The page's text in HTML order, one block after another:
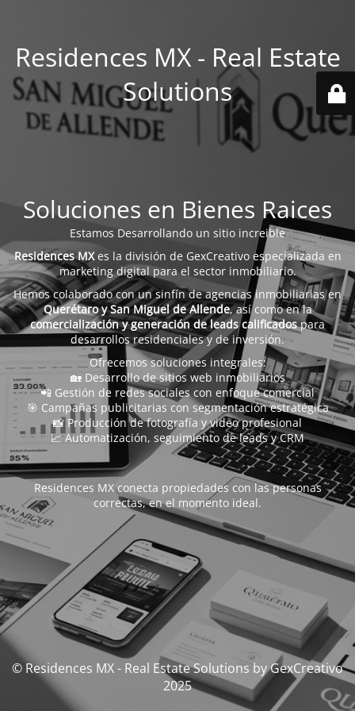
Residences MX - Real Estate
Solutions
Soluciones en Bienes Raices
Estamos Desarrollando un sitio increible
Residences MXes la división de GexCreativo especializada en
marketing digital para el sector inmobiliario.
Hemos colaborado con un sinfín de agencias inmobiliarias en
Querétaro y San Miguel de Allende, así como en la
comercialización y generación de leads calificadospara
desarrollos residenciales y de inversión.
Ofrecemos soluciones integrales:
🏡 Desarrollo de sitios web inmobiliarios
📲 Gestión de redes sociales con enfoque comercial
🎯 Campañas publicitarias con segmentación estratégica
📸 Producción de fotografía y video profesional
📈 Automatización, seguimiento de leads y CRM
Residences MX conecta propiedades con las personas
correctas, en el momento ideal.
© Residences MX - Real Estate Solutions by GexCreativo
2025